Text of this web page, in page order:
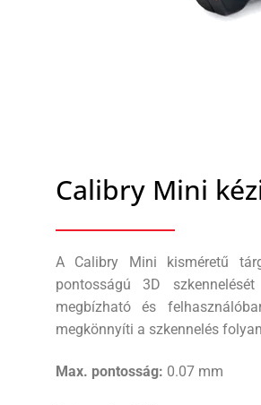
Calibry Mini
A Calibry Mini kisméretű
pontosságú 3D
megbízható és
megkönnyíti a szkennelés
Max. pontosság: 0.07 mm